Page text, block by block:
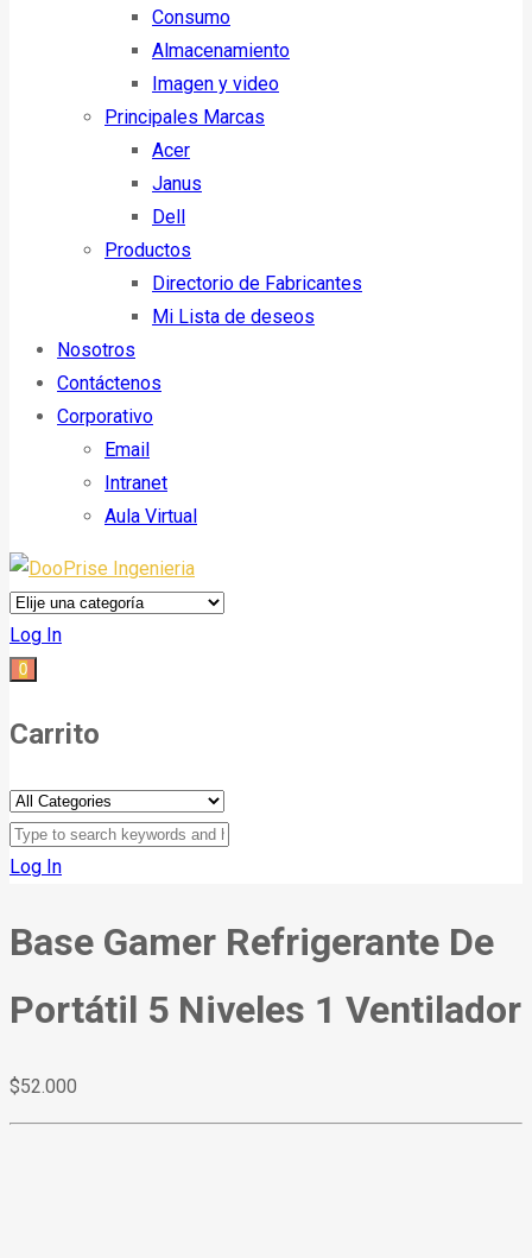
Consumo
Almacenamiento
Imagen y video
Principales Marcas
Acer
Janus
Dell
Productos
Directorio de Fabricantes
Mi Lista de deseos
Nosotros
Contáctenos
Corporativo
Email
Intranet
Aula Virtual
Log In
0
Carrito
Log In
Base Gamer Refrigerante De
Portátil 5 Niveles 1 Ventilador
$52.000